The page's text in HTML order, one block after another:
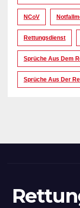
NCoV
Rettungsdienst
Sprüche Aus Dem
Sprüche Aus Der